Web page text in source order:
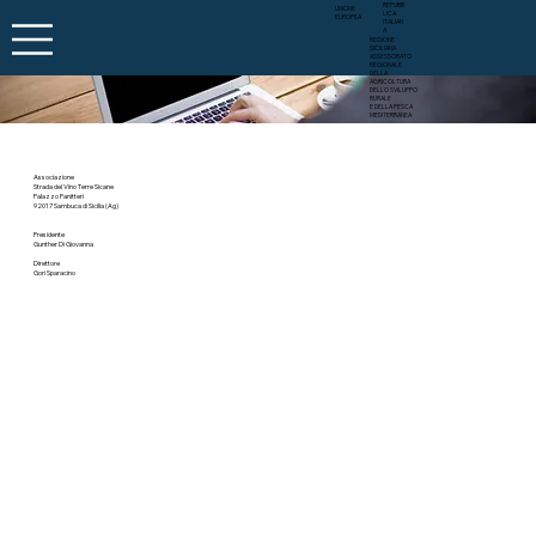
UNIONE
EUROPEA
REPUBB
LICA
ITALIAN
A
REGIONE
SICILIANA
ASSESSORATO
REGIONALE
DELLA
AGRICOLTURA
DELLO SVILUPPO
RURALE
E DELLA PESCA
MEDITERRANEA
Associazione
Strada del Vino Terre Sicane
Palazzo Panitteri
92017 Sambuca di Sicilia (Ag)
Presidente
Gunther Di Giovanna
Direttore
Gori Sparacino